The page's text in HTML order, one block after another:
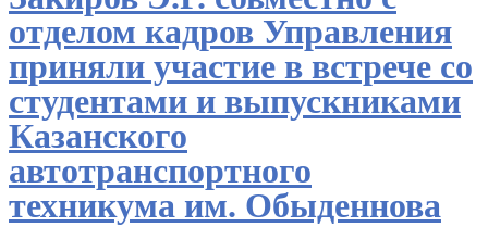
отделом кадров Управления
приняли участие в встрече со
студентами и выпускниками
Казанского
автотранспортного
техникума им. Обыденнова